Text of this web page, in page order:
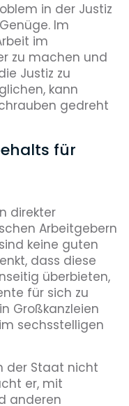
in der Justiz
Im
im
zu machen und
Justiz zu
kann
gedreht
für
direkter
Arbeitgebern
keine guten
dass diese
überbieten,
für sich zu
Großkanzleien
sechsstelligen
der Staat nicht
er, mit
anderen